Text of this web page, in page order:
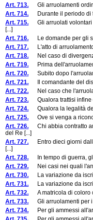
Art. 713. Gli arruolamenti
Art. 714. Durante il periodo di
Art. 715. Gli arruolati volontari
[...]
Art. 716. Le domande per gli
Art. 717. L'atto di arruolamento
Art. 718. Nel caso di
Art. 719. Prima
Art. 720. Subito dopo
Art. 721. Il comandante del
Art. 722. Nel caso che
Art. 723. Qualora trattisi infine
Art. 724. Qualora la legalità
Art. 725. Ove si venga a
Art. 726. Chi abbia contratto
del Re [...]
Art. 727. Entro dieci giorni
[...]
Art. 728. In tempo di guerra, gli
Art. 729. Nei casi nei quali
Art. 730. La variazione da
Art. 731. La variazione da
Art. 732. A matricola di coloro
Art. 733. Gli arruolamenti per i
Art. 734. Per gli ammessi